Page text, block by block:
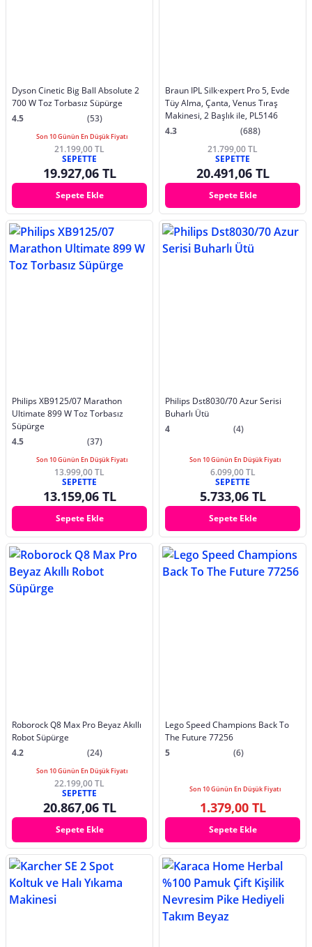
Dyson Cinetic Big Ball Absolute 2
700 W Toz Torbasız Süpürge
4.5
(53)
Son 10 Günün En Düşük Fiyatı
21.199,00 TL
SEPETTE
19.927,06 TL
Sepete Ekle
Braun IPL Silk·expert Pro 5, Evde
Tüy Alma, Çanta, Venus Tıraş
Makinesi, 2 Başlık ile, PL5146
4.3
(688)
21.799,00 TL
SEPETTE
20.491,06 TL
Sepete Ekle
Philips XB9125/07 Marathon
Ultimate 899 W Toz Torbasız
Süpürge
4.5
(37)
Son 10 Günün En Düşük Fiyatı
13.999,00 TL
SEPETTE
13.159,06 TL
Sepete Ekle
Philips Dst8030/70 Azur Serisi
Buharlı Ütü
4
(4)
Son 10 Günün En Düşük Fiyatı
6.099,00 TL
SEPETTE
5.733,06 TL
Sepete Ekle
Roborock Q8 Max Pro Beyaz Akıllı
Robot Süpürge
4.2
(24)
Son 10 Günün En Düşük Fiyatı
22.199,00 TL
SEPETTE
20.867,06 TL
Sepete Ekle
Lego Speed Champions Back To
The Future 77256
5
(6)
Son 10 Günün En Düşük Fiyatı
1.379,00 TL
Sepete Ekle